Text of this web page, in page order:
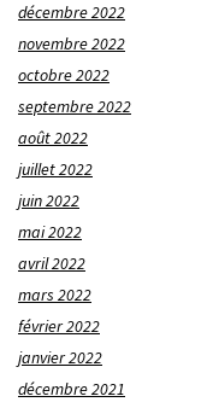
décembre 2022
novembre 2022
octobre 2022
septembre 2022
août 2022
juillet 2022
juin 2022
mai 2022
avril 2022
mars 2022
février 2022
janvier 2022
décembre 2021